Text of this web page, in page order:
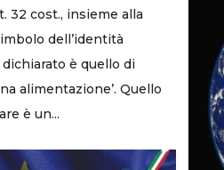
32 cost., insieme alla
dell’identità
è quello di
alimentazione’. Quello
è un...